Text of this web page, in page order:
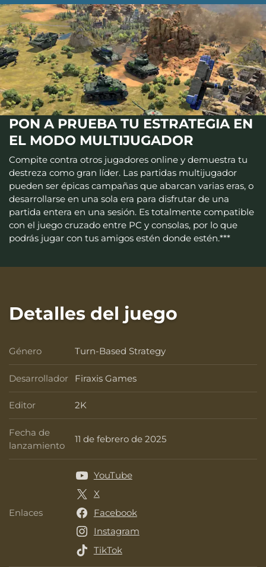
PON A PRUEBA TU ESTRATEGIA EN
EL MODO MULTIJUGADOR
Compite contra otros jugadores online y demuestra tu
destreza como gran líder. Las partidas multijugador
pueden ser épicas campañas que abarcan varias eras, o
desarrollarse en una sola era para disfrutar de una
partida entera en una sesión. Es totalmente compatible
con el juego cruzado entre PC y consolas, por lo que
podrás jugar con tus amigos estén donde estén.***
Detalles del juego
Género Género
Turn-Based Strategy
Desarrollador Desarrollador
Firaxis Games
Editor Editor
2K
Fecha de
lanzamiento
Fecha de lanzamiento
11 de febrero de 2025
Enlaces Enlaces
YouTube
X
Facebook
Instagram
TikTok